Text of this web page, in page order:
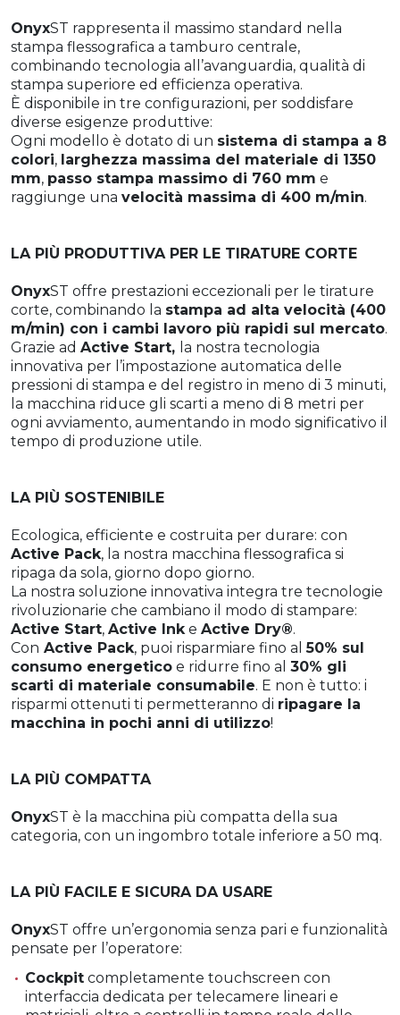
OnyxST rappresenta il massimo standard nella
stampa flessografica a tamburo centrale,
combinando tecnologia all’avanguardia, qualità di
stampa superiore ed efficienza operativa.
È disponibile in tre configurazioni, per soddisfare
diverse esigenze produttive:
Ogni modello è dotato di un sistema di stampa a 8
colori, larghezza massima del materiale di 1350
mm, passo stampa massimo di 760 mm e
raggiunge una velocità massima di 400 m/min.
LA PIÙ PRODUTTIVA PER LE TIRATURE CORTE
OnyxST offre prestazioni eccezionali per le tirature
corte, combinando la stampa ad alta velocità (400
m/min) con i cambi lavoro più rapidi sul mercato.
Grazie ad Active Start, la nostra tecnologia
innovativa per l’impostazione automatica delle
pressioni di stampa e del registro in meno di 3 minuti,
la macchina riduce gli scarti a meno di 8 metri per
ogni avviamento, aumentando in modo significativo il
tempo di produzione utile.
LA PIÙ SOSTENIBILE
Ecologica, efficiente e costruita per durare: con
Active Pack, la nostra macchina flessografica si
ripaga da sola, giorno dopo giorno.
La nostra soluzione innovativa integra tre tecnologie
rivoluzionarie che cambiano il modo di stampare:
Active Start, Active Ink e Active Dry®.
Con Active Pack, puoi risparmiare fino al50% sul
consumo energetico e ridurre fino al 30% gli
scarti di materiale consumabile. E non è tutto: i
risparmi ottenuti ti permetteranno di ripagare la
macchina in pochi anni di utilizzo!
LA PIÙ COMPATTA
OnyxST è la macchina più compatta della sua
categoria, con un ingombro totale inferiore a 50 mq.
LA PIÙ FACILE E SICURA DA USARE
OnyxST offre un’ergonomia senza pari e funzionalità
pensate per l’operatore:
Cockpit completamente touchscreen con
interfaccia dedicata per telecamere lineari e